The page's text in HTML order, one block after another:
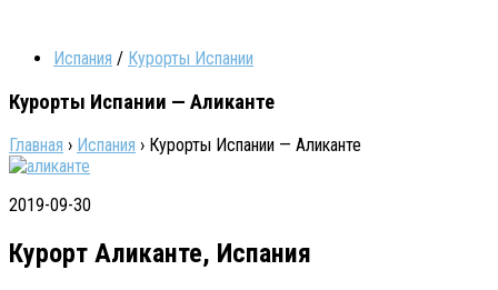
Испания / Курорты Испании
Курорты Испании — Аликанте
Главная › Испания › Курорты Испании — Аликанте
2019-09-30
Курорт Аликанте, Испания